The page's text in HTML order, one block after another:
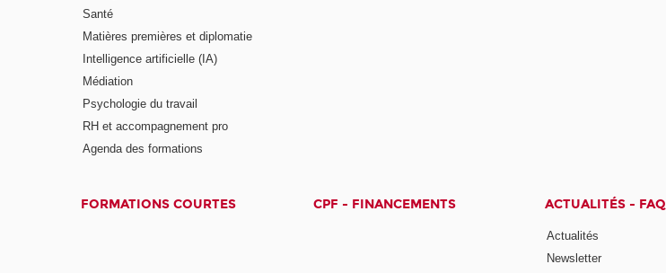
Santé
Matières premières et diplomatie
Intelligence artificielle (IA)
Médiation
Psychologie du travail
RH et accompagnement pro
Agenda des formations
FORMATIONS COURTES CPF - FINANCEMENTS ACTUALITÉS - FAQ
Actualités
Newsletter